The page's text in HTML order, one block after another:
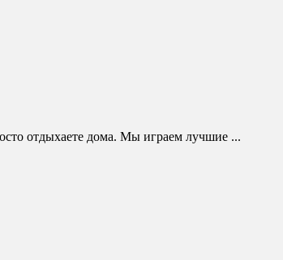
отдыхаете дома. Мы играем лучшие ...